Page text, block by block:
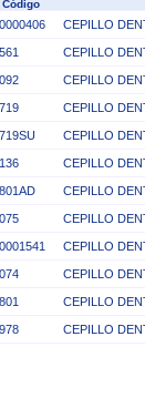
Código
CEPILLO
CEPILLO
CEPILLO
CEPILLO
CEPILLO
CEPILLO
CEPILLO
CEPILLO
CEPILLO
CEPILLO
CEPILLO
CEPILLO